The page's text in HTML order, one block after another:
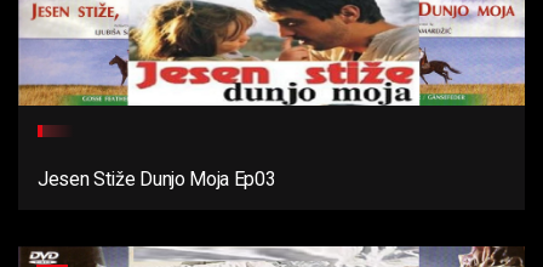
Jesen Stiže Dunjo Moja Ep03